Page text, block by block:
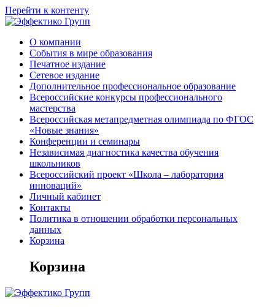
Перейти к контенту
О компании
События в мире образования
Печатное издание
Сетевое издание
Дополнительное профессиональное образование
Всероссийские конкурсы профессионального
мастерства
Всероссийская метапредметная олимпиада по ФГОС
«Новые знания»
Конференции и семинары
Независимая диагностика качества обучения
школьников
Всероссийский проект «Школа – лаборатория
инноваций»
Личный кабинет
Контакты
Политика в отношении обработки персональных
данных
Корзина
Корзина